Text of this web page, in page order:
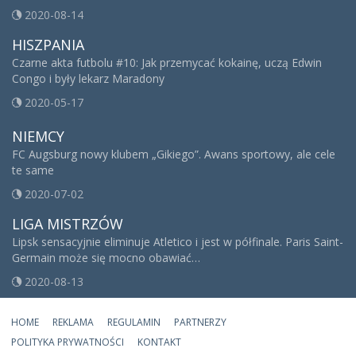
2020-08-14
HISZPANIA
Czarne akta futbolu #10: Jak przemycać kokainę, uczą Edwin
Congo i były lekarz Maradony
2020-05-17
NIEMCY
FC Augsburg nowy klubem „Gikiego”. Awans sportowy, ale cele
te same
2020-07-02
LIGA MISTRZÓW
Lipsk sensacyjnie eliminuje Atletico i jest w półfinale. Paris Saint-
Germain może się mocno obawiać…
2020-08-13
HOME REKLAMA REGULAMIN
PARTNERZY
POLITYKA PRYWATNOŚCI
KONTAKT